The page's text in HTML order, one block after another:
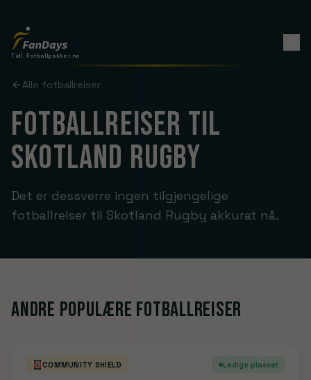
Tidl. Fotballpakker.no
Alle fotballreiser
FOTBALLREISER TIL
SKOTLAND RUGBY
Det er dessverre ingen tilgjengelige
fotballreiser til Skotland Rugby akkurat nå.
Andre populære fotballreiser
COMMUNITY SHIELD Ledige plasser